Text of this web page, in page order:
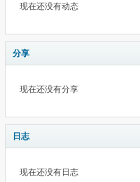
现在还没有动态
分享
现在还没有分享
日志
现在还没有日志